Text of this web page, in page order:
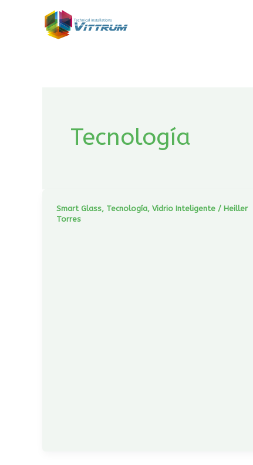
Tecnología
Smart Glass, Tecnología, Vidrio Inteligente / Heiller
Torres